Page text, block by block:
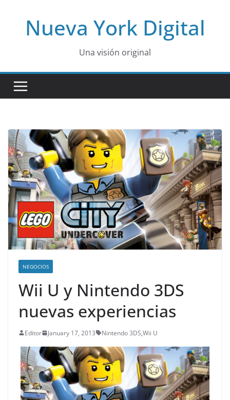
contentNueva York Digital
Una visión original
NEGOCIOS
Wii U y Nintendo 3DS
nuevas experiencias
Editor January 17, 2013 Nintendo 3DS,Wii U